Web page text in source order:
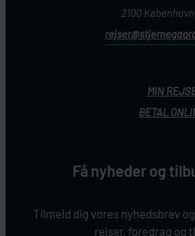
2100 København
MIN
BETAL
Få nyheder og
Tilmeld dig vores nyhedsbrev
rejser, foredrag og